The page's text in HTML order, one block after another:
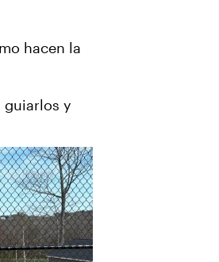
hacen la
guiarlos y